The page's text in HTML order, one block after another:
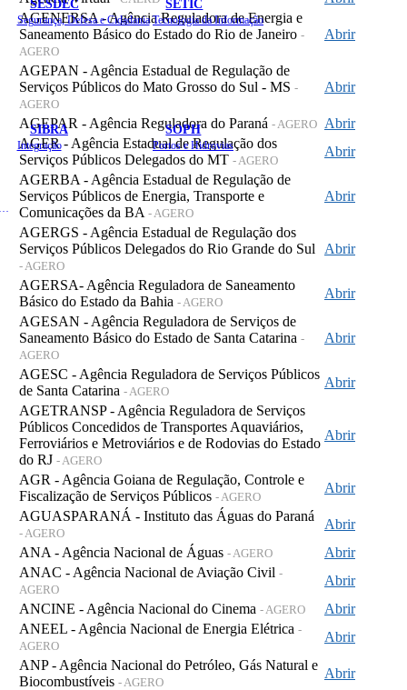
SESDEC
Segurança, Defesa e Cidadania
SETIC
Tecnologia da Informação
SIBRA
Integração
SOPH
Portos e Hidrovias
AGENERSA - Agência Reguladora de Energia e
Saneamento Básico do Estado do Rio de Janeiro -
AGERO
Abrir
AGEPAN - Agência Estadual de Regulação de
Serviços Públicos do Mato Grosso do Sul - MS -
AGERO
Abrir
AGEPAR - Agência Reguladora do Paraná - AGERO Abrir
AGER - Agência Estadual de Regulação dos
Serviços Públicos Delegados do MT - AGERO
Abrir
AGERBA - Agência Estadual de Regulação de
Serviços Públicos de Energia, Transporte e
Comunicações da BA - AGERO
Abrir
AGERGS - Agência Estadual de Regulação dos
Serviços Públicos Delegados do Rio Grande do Sul
- AGERO
Abrir
AGERSA- Agência Reguladora de Saneamento
Básico do Estado da Bahia - AGERO
Abrir
AGESAN - Agência Reguladora de Serviços de
Saneamento Básico do Estado de Santa Catarina -
AGERO
Abrir
AGESC - Agência Reguladora de Serviços Públicos
de Santa Catarina - AGERO
Abrir
AGETRANSP - Agência Reguladora de Serviços
Públicos Concedidos de Transportes Aquaviários,
Ferroviários e Metroviários e de Rodovias do Estado
do RJ - AGERO
Abrir
AGR - Agência Goiana de Regulação, Controle e
Fiscalização de Serviços Públicos - AGERO
Abrir
AGUASPARANÁ - Instituto das Águas do Paraná
- AGERO
Abrir
ANA - Agência Nacional de Águas - AGERO
Abrir
ANAC - Agência Nacional de Aviação Civil -
AGERO
Abrir
ANCINE - Agência Nacional do Cinema - AGERO
Abrir
ANEEL - Agência Nacional de Energia Elétrica -
AGERO
Abrir
ANP - Agência Nacional do Petróleo, Gás Natural e
Biocombustíveis - AGERO
Abrir